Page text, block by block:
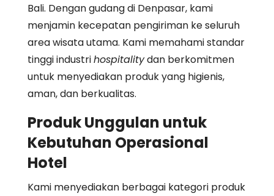
Bali. Dengan gudang di Denpasar, kami
menjamin kecepatan pengiriman ke seluruh
area wisata utama. Kami memahami standar
tinggi industrihospitalitydan berkomitmen
untuk menyediakan produk yang higienis,
aman, dan berkualitas.
Produk Unggulan untuk
Kebutuhan Operasional
Hotel
Kami menyediakan berbagai kategori produk